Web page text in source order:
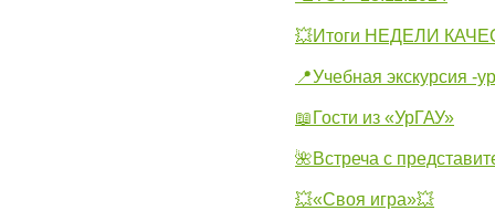
💥Итоги НЕДЕЛИ
📍Учебная экскурсия -
📖Гости из «УрГАУ»
🌺Встреча с
💥«Своя игра»💥